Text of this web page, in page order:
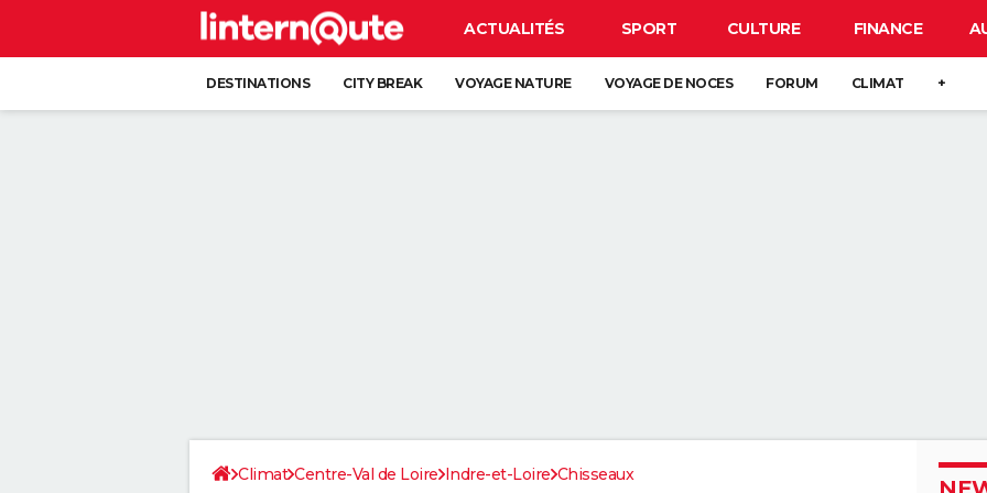
ACTUALITÉS SPORT CULTURE FINANCE
DESTINATIONS CITY BREAK VOYAGE NATURE VOYAGE DE NOCES FORUM CLIMAT +
Climat Centre-Val de Loire Indre-et-Loire Chisseaux